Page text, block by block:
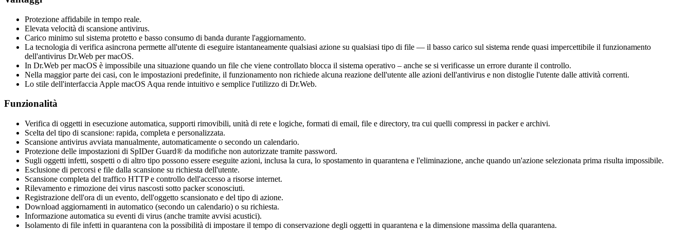
Protezione affidabile in tempo reale.
Elevata velocità di scansione antivirus.
Carico minimo sul sistema protetto e basso consumo di banda durante l'aggiornamento.
La tecnologia di verifica asincrona permette all'utente di eseguire istantaneamente qualsiasi azione su qualsiasi tipo di file — il basso carico sul sistema rende quasi impercettibile il funzionamento
dell'antivirus Dr.Web per macOS.
In Dr.Web per macOS è impossibile una situazione quando un file che viene controllato blocca il sistema operativo – anche se si verificasse un errore durante il controllo.
Nella maggior parte dei casi, con le impostazioni predefinite, il funzionamento non richiede alcuna reazione dell'utente alle azioni dell'antivirus e non distoglie l'utente dalle attività correnti.
Lo stile dell'interfaccia Apple macOS Aqua rende intuitivo e semplice l'utilizzo di Dr.Web.
Funzionalità
Verifica di oggetti in esecuzione automatica, supporti rimovibili, unità di rete e logiche, formati di email, file e directory, tra cui quelli compressi in packer e archivi.
Scelta del tipo di scansione: rapida, completa e personalizzata.
Scansione antivirus avviata manualmente, automaticamente o secondo un calendario.
Protezione delle impostazioni di SpIDer Guard® da modifiche non autorizzate tramite password.
Sugli oggetti infetti, sospetti o di altro tipo possono essere eseguite azioni, inclusa la cura, lo spostamento in quarantena e l'eliminazione, anche quando un'azione selezionata prima risulta impossibile.
Esclusione di percorsi e file dalla scansione su richiesta dell'utente.
Scansione completa del traffico HTTP e controllo dell'accesso a risorse internet.
Rilevamento e rimozione dei virus nascosti sotto packer sconosciuti.
Registrazione dell'ora di un evento, dell'oggetto scansionato e del tipo di azione.
Download aggiornamenti in automatico (secondo un calendario) o su richiesta.
Informazione automatica su eventi di virus (anche tramite avvisi acustici).
Isolamento di file infetti in quarantena con la possibilità di impostare il tempo di conservazione degli oggetti in quarantena e la dimensione massima della quarantena.